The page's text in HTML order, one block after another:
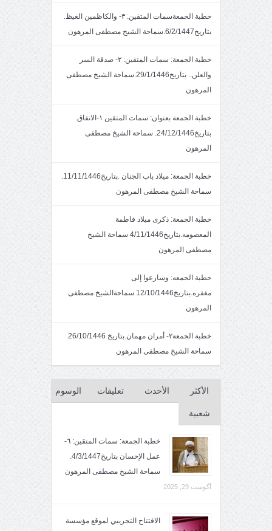
خطبة الجمعةسمات المتقين: ٣- والكاظمين الغيظ.
بتاريخ6/2/1447.سماحة الشيخ مصطفى المرهون
خطبة الجمعة: سمات المتقين: ٢- صدقة السر
والعلن.. بتاريخ29/1/1446.سماحة الشيخ مصطفى
المرهون
خطبة الجمعة بعنوان: سمات المتقين ١-الانفاق.
بتاريخ24/12/1446. سماحة الشيخ مصطفى
المرهون
خطبة الجمعة: ميلاد باب الجنان .بتاريخ11/11/1446.
سماحة الشيخ مصطفى المرهون
خطبة الجمعة: ذكرى ميلاد فاطمة
المعصومه.بتاريخ4/11/1446 سماحة الشيخ
مصطفى المرهون
خطبة الجمعه: وسارعوا إلى
مغفره.بتاريخ12/10/1446 سماحةالشيخ مصطفى
المرهون
خطبة الجمعة٢- أمران مهمان.بتاريخ 26/10/1446
سماحة الشيخ مصطفى المرهون
الأكثر
شعبية
الأحدث تعليقات الوسوم
خطبة الجمعة: سمات المتقين: ٦-
عمل الإحسان بتاريخ4/3/1447.
سماحة الشيخ مصطفى المرهون
آگوست 29, 2025
الافتتاح التجريبي لموقع مؤسسة